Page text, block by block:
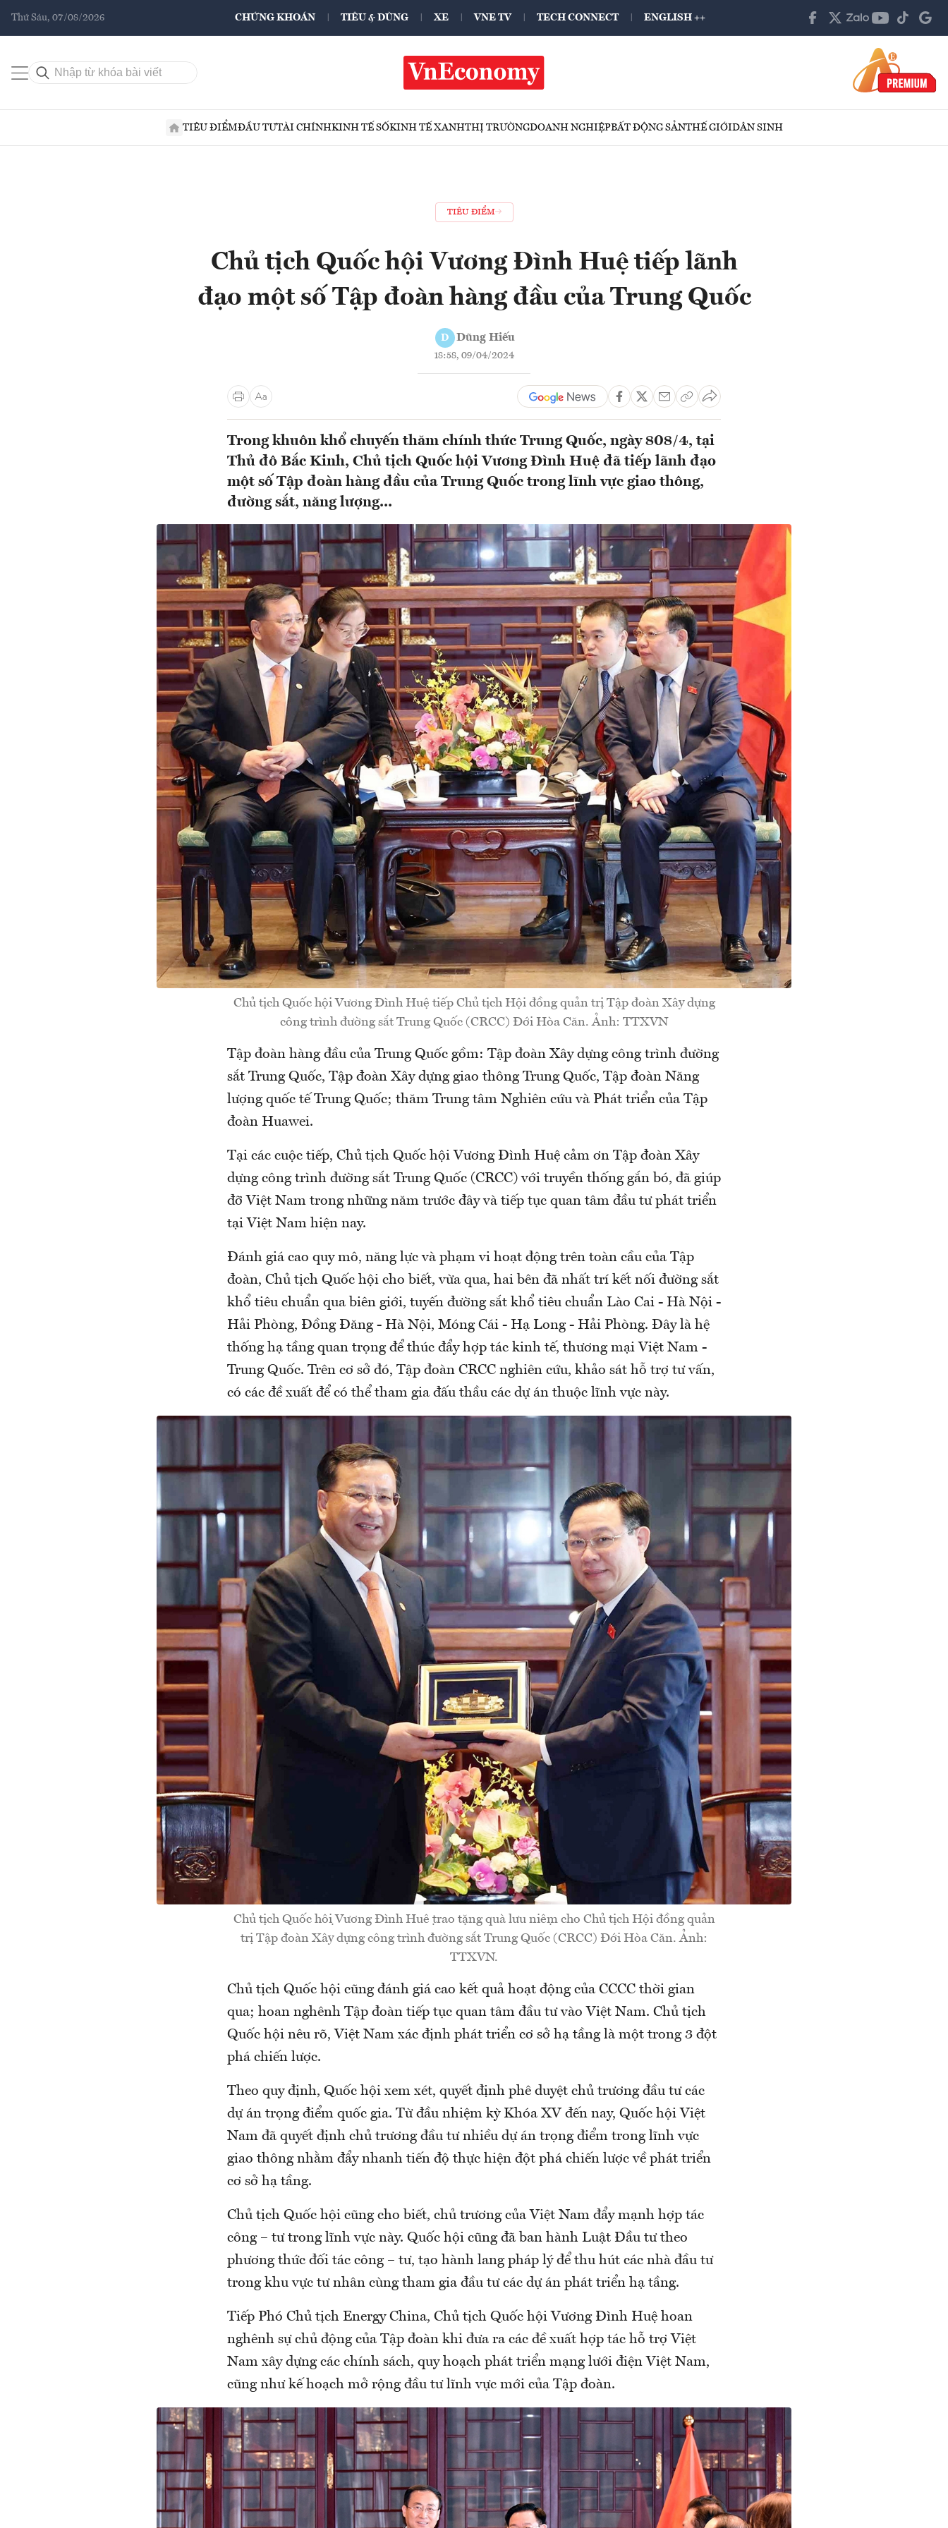
Thứ Sáu, 07/08/2026 CHỨNG KHOÁN TIÊU & DÙNG XE VNE TV TECH CONNECT ENGLISH ++
TIÊU ĐIỂMĐẦU TƯTÀI CHÍNHKINH TẾ SỐKINH TẾ XANHTHỊ TRƯỜNGDOANH NGHIỆPBẤT ĐỘNG SẢNTHẾ GIỚIDÂN SINH
TIÊU ĐIỂM
Chủ tịch Quốc hội Vương Đình Huệ tiếp lãnh
đạo một số Tập đoàn hàng đầu của Trung Quốc
D Dũng Hiếu
18:58, 09/04/2024
Trong khuôn khổ chuyến thăm chính thức Trung Quốc, ngày 808/4, tại
Thủ đô Bắc Kinh, Chủ tịch Quốc hội Vương Đình Huệ đã tiếp lãnh đạo
một số Tập đoàn hàng đầu của Trung Quốc trong lĩnh vực giao thông,
đường sắt, năng lượng...
Chủ tịch Quốc hội Vương Đình Huệ tiếp Chủ tịch Hội đồng quản trị Tập đoàn Xây dựng
công trình đường sắt Trung Quốc (CRCC) Đới Hòa Căn. Ảnh: TTXVN
Tập đoàn hàng đầu của Trung Quốc gồm: Tập đoàn Xây dựng công trình đường
sắt Trung Quốc, Tập đoàn Xây dựng giao thông Trung Quốc, Tập đoàn Năng
lượng quốc tế Trung Quốc; thăm Trung tâm Nghiên cứu và Phát triển của Tập
đoàn Huawei.
Tại các cuộc tiếp, Chủ tịch Quốc hội Vương Đình Huệ cảm ơn Tập đoàn Xây
dựng công trình đường sắt Trung Quốc (CRCC) với truyền thống gắn bó, đã giúp
đỡ Việt Nam trong những năm trước đây và tiếp tục quan tâm đầu tư phát triển
tại Việt Nam hiện nay.
Đánh giá cao quy mô, năng lực và phạm vi hoạt động trên toàn cầu của Tập
đoàn, Chủ tịch Quốc hội cho biết, vừa qua, hai bên đã nhất trí kết nối đường sắt
khổ tiêu chuẩn qua biên giới, tuyến đường sắt khổ tiêu chuẩn Lào Cai - Hà Nội -
Hải Phòng, Đồng Đăng - Hà Nội, Móng Cái - Hạ Long - Hải Phòng. Đây là hệ
thống hạ tầng quan trọng để thúc đẩy hợp tác kinh tế, thương mại Việt Nam -
Trung Quốc. Trên cơ sở đó, Tập đoàn CRCC nghiên cứu, khảo sát hỗ trợ tư vấn,
có các đề xuất để có thể tham gia đấu thầu các dự án thuộc lĩnh vực này.
Chủ tịch Quốc hội Vương Đình Huệ trao tặng quà lưu niệm cho Chủ tịch Hội đồng quản
trị Tập đoàn Xây dựng công trình đường sắt Trung Quốc (CRCC) Đới Hòa Căn. Ảnh:
TTXVN.
Chủ tịch Quốc hội cũng đánh giá cao kết quả hoạt động của CCCC thời gian
qua; hoan nghênh Tập đoàn tiếp tục quan tâm đầu tư vào Việt Nam. Chủ tịch
Quốc hội nêu rõ, Việt Nam xác định phát triển cơ sở hạ tầng là một trong 3 đột
phá chiến lược.
Theo quy định, Quốc hội xem xét, quyết định phê duyệt chủ trương đầu tư các
dự án trọng điểm quốc gia. Từ đầu nhiệm kỳ Khóa XV đến nay, Quốc hội Việt
Nam đã quyết định chủ trương đầu tư nhiều dự án trọng điểm trong lĩnh vực
giao thông nhằm đẩy nhanh tiến độ thực hiện đột phá chiến lược về phát triển
cơ sở hạ tầng.
Chủ tịch Quốc hội cũng cho biết, chủ trương của Việt Nam đẩy mạnh hợp tác
công – tư trong lĩnh vực này. Quốc hội cũng đã ban hành Luật Đầu tư theo
phương thức đối tác công – tư, tạo hành lang pháp lý để thu hút các nhà đầu tư
trong khu vực tư nhân cùng tham gia đầu tư các dự án phát triển hạ tầng.
Tiếp Phó Chủ tịch Energy China, Chủ tịch Quốc hội Vương Đình Huệ hoan
nghênh sự chủ động của Tập đoàn khi đưa ra các đề xuất hợp tác hỗ trợ Việt
Nam xây dựng các chính sách, quy hoạch phát triển mạng lưới điện Việt Nam,
cũng như kế hoạch mở rộng đầu tư lĩnh vực mới của Tập đoàn.